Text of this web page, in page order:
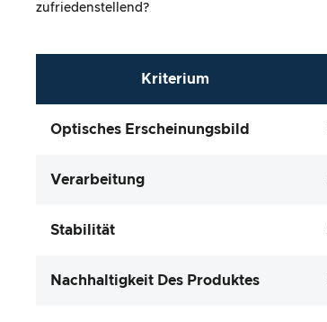
zufriedenstellend?
Kriterium
Optisches Erscheinungsbild
Verarbeitung
Stabilität
Nachhaltigkeit Des Produktes